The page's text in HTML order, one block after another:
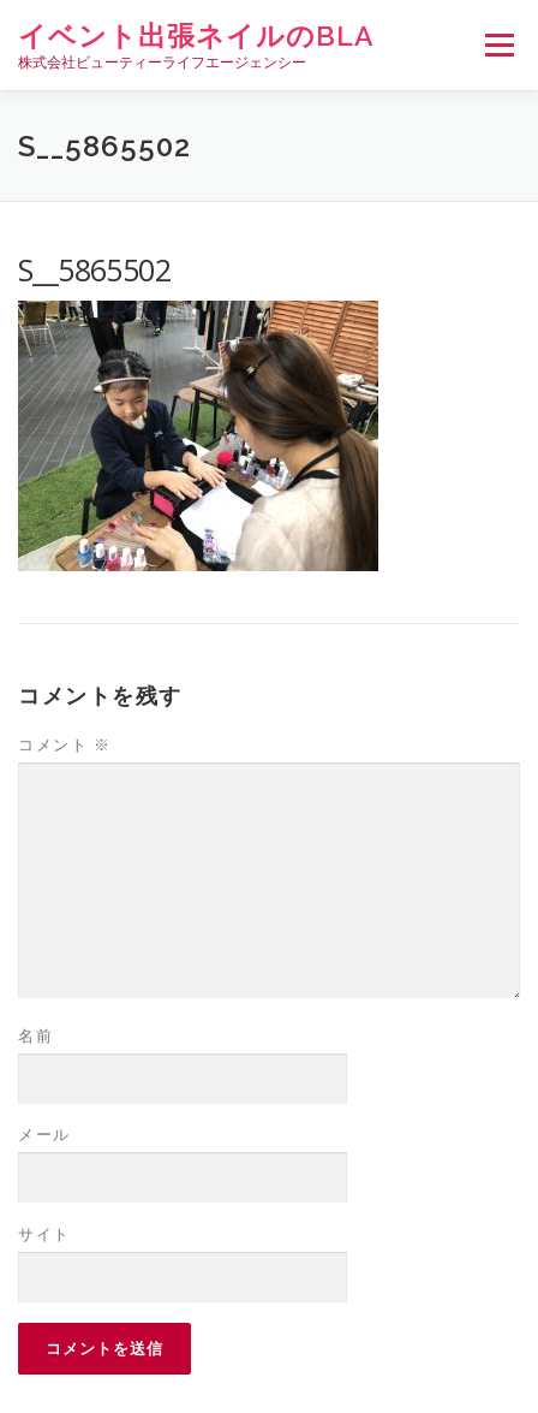
イベント出張ネイルのBLA
株式会社ビューティーライフエージェンシー
メニュー
HOME イベント出張ネイルについて
S__5865502
S__5865502
コメントを残す
コメント ※
名前
メール
サイト